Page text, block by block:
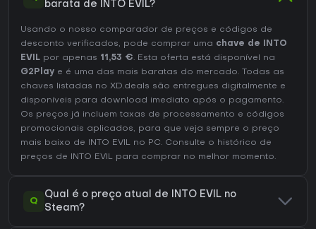
barata de INTO EVIL?
Usando o nosso comparador de preços e códigos de
desconto verificados, pode comprar uma chave de INTO
EVIL por apenas 11,53 €. Esta oferta está disponível na
G2Play e é uma das mais baratas do mercado. Todas as
chaves listadas no XD.deals são entregues digitalmente e
disponíveis para download imediato após o pagamento.
Os preços já incluem taxas de processamento e códigos
promocionais aplicados, para que veja sempre o preço
mais baixo de INTO EVIL no PC. Consulte o histórico de
preços de INTO EVIL para comprar no melhor momento.
Q
Qual é o preço atual de INTO EVIL no
Steam?